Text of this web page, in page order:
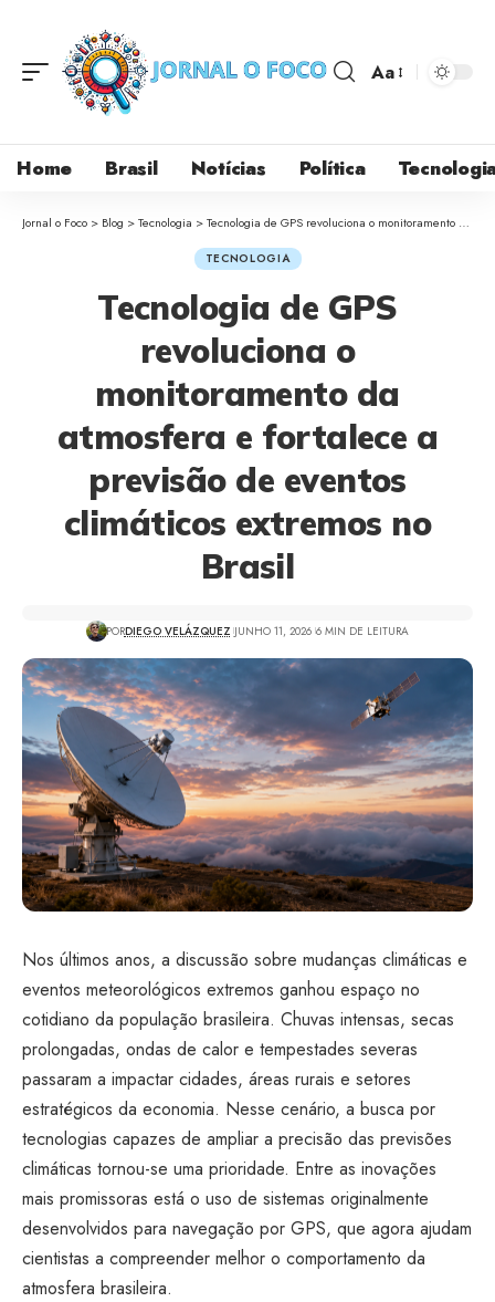
Aa
Home Brasil Notícias Política
Jornal o Foco > Blog >Tecnologia >Tecnologia de GPS revoluciona o monitoramento da atmosfera e fortalece a previsão de eventos climáticos extremos no Brasil
TECNOLOGIA
Tecnologia de GPS
revoluciona o
monitoramento da
atmosfera e fortalece a
previsão de eventos
climáticos extremos no
Brasil
PORDIEGO VELÁZQUEZ JUNHO 11, 2026 6 MIN DE LEITURA
Nos últimos anos, a discussão sobre mudanças climáticas e
eventos meteorológicos extremos ganhou espaço no
cotidiano da população brasileira. Chuvas intensas, secas
prolongadas, ondas de calor e tempestades severas
passaram a impactar cidades, áreas rurais e setores
estratégicos da economia. Nesse cenário, a busca por
tecnologias capazes de ampliar a precisão das previsões
climáticas tornou-se uma prioridade. Entre as inovações
mais promissoras está o uso de sistemas originalmente
desenvolvidos para navegação por GPS, que agora ajudam
cientistas a compreender melhor o comportamento da
atmosfera brasileira.